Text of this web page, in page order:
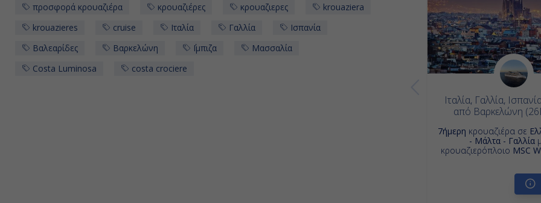
προσφορά κρουαζιέρα
κρουαζιέρες κρουαζιερες
krouaziera
krouazieres
cruise Ιταλία Γαλλία
Ισπανία
Βαλεαρίδες
Βαρκελώνη ΄Ιμπιζα
Μασσαλία
Costa Luminosa
costa crociere
Ιταλία, Γαλλία,
από Βαρκελώνη
7ήμερη κρουαζιέρα σε
- Μάλτα - Γαλλία
κρουαζιερόπλοιο MSC